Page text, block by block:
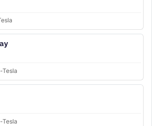
Tesla
Tesla